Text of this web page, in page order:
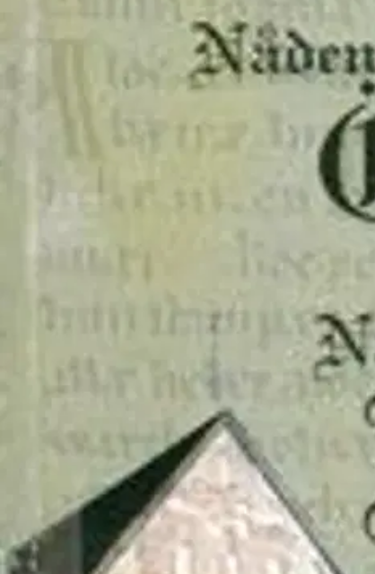
Toimitus
Ei saatavilla
Ilmainen toimitus yli 100 €:n
Tarkista myymäläsaatavuus
Ei saatavilla
Tämä Naantalin luostarin yrttihoitoja kuvaava kirja on
kirjoitus. Denna bok är en presentation på nutidens svenska
a translation of an old manuscript originally written in the